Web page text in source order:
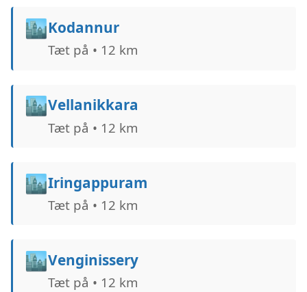
🏙️Kodannur
Tæt på • 12 km
🏙️Vellanikkara
Tæt på • 12 km
🏙️Iringappuram
Tæt på • 12 km
🏙️Venginissery
Tæt på • 12 km